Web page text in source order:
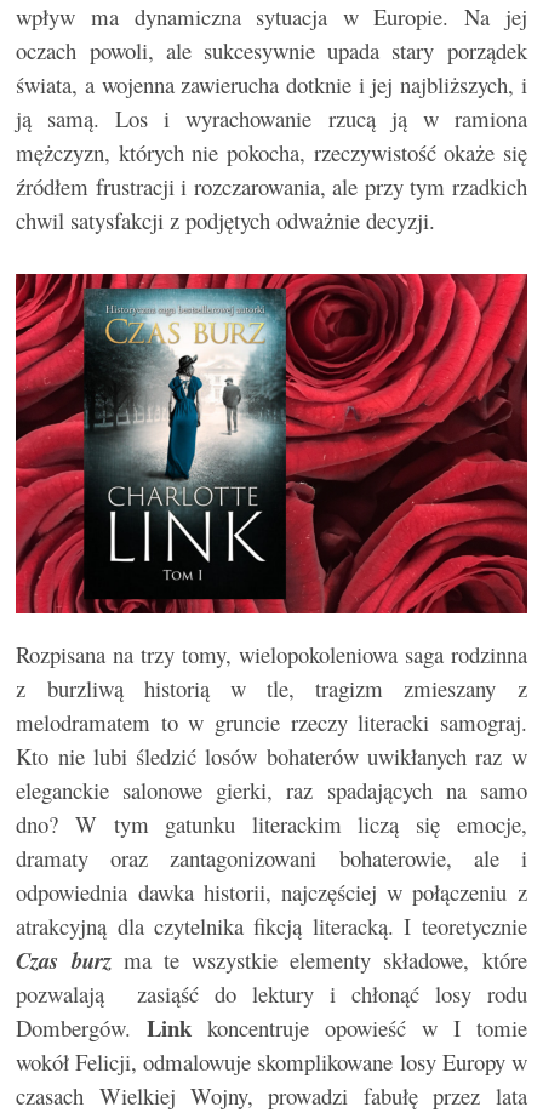
wpływ ma dynamiczna sytuacja w Europie. Na jej
oczach powoli, ale sukcesywnie upada stary porządek
świata, a wojenna zawierucha dotknie i jej najbliższych, i
ją samą. Los i wyrachowanie rzucą ją w ramiona
mężczyzn, których nie pokocha, rzeczywistość okaże się
źródłem frustracji i rozczarowania, ale przy tym rzadkich
chwil satysfakcji z podjętych odważnie decyzji.
Rozpisana na trzy tomy, wielopokoleniowa saga rodzinna
z burzliwą historią w tle, tragizm zmieszany z
melodramatem to w gruncie rzeczy literacki samograj.
Kto nie lubi śledzić losów bohaterów uwikłanych raz w
eleganckie salonowe gierki, raz spadających na samo
dno? W tym gatunku literackim liczą się emocje,
dramaty oraz zantagonizowani bohaterowie, ale i
odpowiednia dawka historii, najczęściej w połączeniu z
atrakcyjną dla czytelnika fikcją literacką. I teoretycznie
Czas burzma te wszystkie elementy składowe, które
pozwalają zasiąść do lektury i chłonąć losy rodu
Dombergów.Link koncentruje opowieść w I tomie
wokół Felicji, odmalowuje skomplikowane losy Europy w
czasach Wielkiej Wojny, prowadzi fabułę przez lata